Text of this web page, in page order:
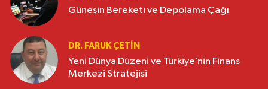
Güneşin Bereketi ve Depolama Çağı
DR. FARUK ÇETİN
Yeni Dünya Düzeni ve Türkiye’nin Finans
Merkezi Stratejisi